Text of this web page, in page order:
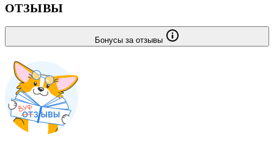
ОТЗЫВЫ
Бонусы за отзывы